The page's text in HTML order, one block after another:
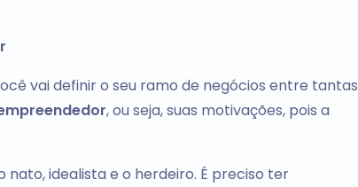
vai definir o seu ramo de negócios entre tantas
, ou seja, suas motivações, pois a
nato, idealista e o herdeiro. É preciso ter